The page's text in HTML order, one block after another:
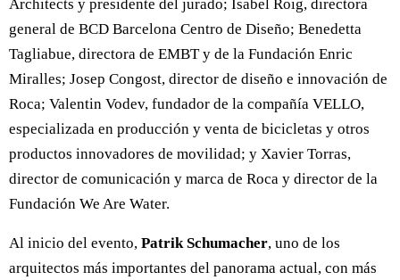
Architects y presidente del jurado; Isabel Roig, directora
general de BCD Barcelona Centro de Diseño; Benedetta
Tagliabue, directora de EMBT y de la Fundación Enric
Miralles; Josep Congost, director de diseño e innovación de
Roca; Valentin Vodev, fundador de la compañía VELLO,
especializada en producción y venta de bicicletas y otros
productos innovadores de movilidad; y Xavier Torras,
director de comunicación y marca de Roca y director de la
Fundación We Are Water.
Al inicio del evento, Patrik Schumacher, uno de los
arquitectos más importantes del panorama actual, con más